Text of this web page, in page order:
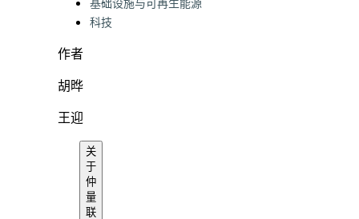
基础设施与可再生能源
科技
作者
胡晔
王迎
关
于
仲
量
联